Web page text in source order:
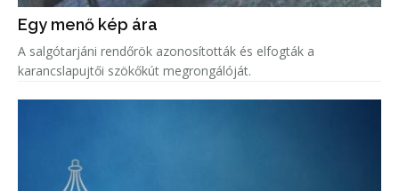
Egy menő kép ára
A salgótarjáni rendőrök azonosították és elfogták a
karancslapujtői szökőkút megrongálóját.